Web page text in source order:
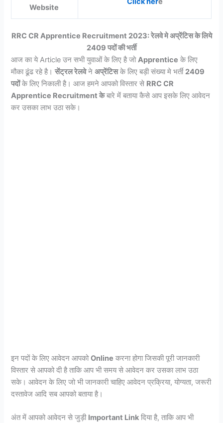
Website
RRC CR Apprentice Recruitment 2023: रेलवे मे अप्रेंटिस के लिये
2409 पदों की भर्ती
आज का ये Article उन सभी युवाओं के लिए है जोApprentice के लिए
मौका ढूंढ रहे है।सेंट्रल रेलवेनेअप्रेंटिसके लिए बड़ी संख्या मे भर्ती 2409
पदोंके लिए निकाली है। आज हमने आपको विस्तार से RRC CR
Apprentice Recruitment केबारे में बताया कैसे आप इसके लिए आवेदन
कर उसका लाभ उठा सके।
इन पदों के लिए आवेदन आपकोOnline करना होगा जिसकी पूरी जानकारी
विस्तार से आपको दी है ताकि आप भी समय से आवेदन कर उसका लाभ उठा
सके। आवेदन के लिए जो भी जानकारी चाहिए आवेदन प्रक्रिया, योग्यता, जरूरी
दस्तावेज आदि सब आपको बताया है।
अंत में आपको आवेदन से जुड़ी Important Link दिया है, ताकि आप भी